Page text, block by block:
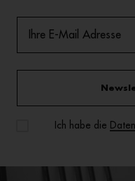
Ich habe die